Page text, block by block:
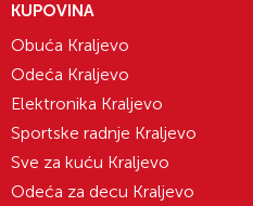
KUPOVINA
Obuća Kraljevo
Odeća Kraljevo
Elektronika Kraljevo
Sportske radnje Kraljevo
Sve za kuću Kraljevo
Odeća za decu Kraljevo